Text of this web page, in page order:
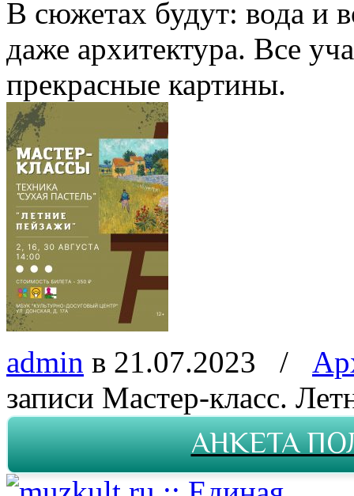
В сюжетах будут: вода и
даже архитектура. Все
прекрасные картины.
admin в 21.07.2023 /
записи Мастер-класс.
АНКЕТА